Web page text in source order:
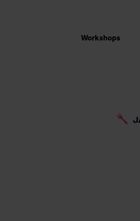
Workshops